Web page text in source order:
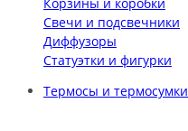
Свечи и подсвечники
Диффузоры
Статуэтки и фигурки
Термосы и термосумки